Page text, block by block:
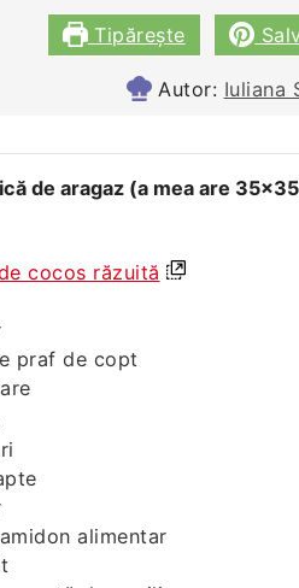
Tipărește
Autor: Iuliana
de aragaz (a mea are
cocos răzuită
praf de copt
alimentar